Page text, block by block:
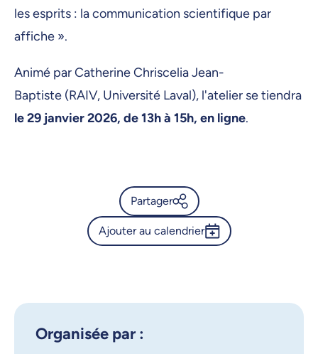
les esprits : la communication scientifique par
affiche ».
Animé par Catherine Chriscelia Jean-
Baptiste (RAIV, Université Laval), l'atelier se tiendra
le 29 janvier 2026, de 13h à 15h, en ligne.
Partager
Calendrier de l’Université de
Ajouter au calendrier
Organisée par :